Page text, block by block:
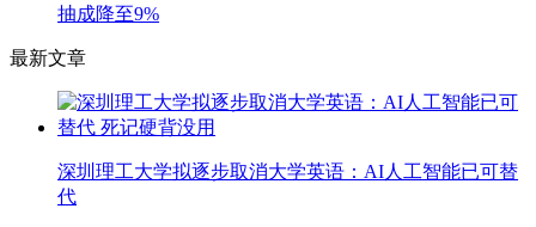
抽成降至9%
最新文章
深圳理工大学拟逐步取消大学英语：AI人工智能已可替
代